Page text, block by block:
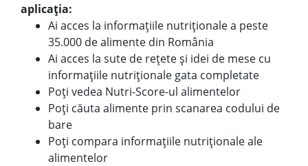
aplicația:
Ai acces la informațiile nutriționale a peste
35.000 de alimente din România
Ai acces la sute de rețete și idei de mese cu
informațiile nutriționale gata completate
Poți vedea Nutri-Score-ul alimentelor
Poți căuta alimente prin scanarea codului de
bare
Poți compara informațiile nutriționale ale
alimentelor